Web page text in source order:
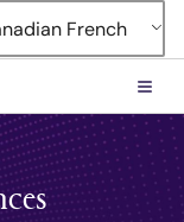
French